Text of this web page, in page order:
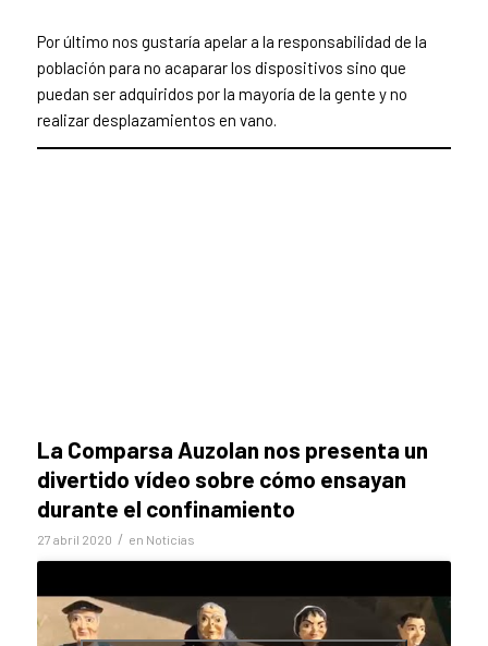
Por último nos gustaría apelar a la responsabilidad de la
población para no acaparar los dispositivos sino que
puedan ser adquiridos por la mayoría de la gente y no
realizar desplazamientos en vano.
La Comparsa Auzolan nos presenta un
divertido vídeo sobre cómo ensayan
durante el confinamiento
27 abril 2020 / en Noticias